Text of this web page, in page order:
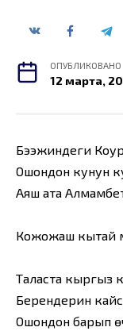
ОПУБЛИКОВАНО
12 марта,
Бээжиндеги
Ошондон кунун
Аяш атаң
Кожожаш кытай
Таласта кыргыз
Берендерин
Ошондон барып